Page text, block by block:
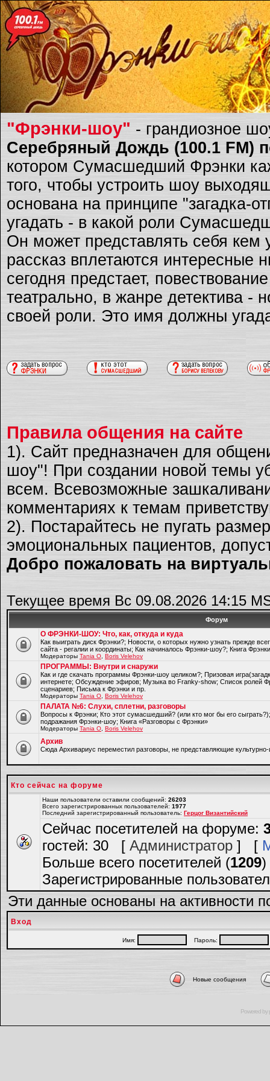
"Фрэнки-шоу" - грандиозное
Серебряный Дождь (100.1 FM)
котором Сумасшедший Фрэнки
того, чтобы устроить шоу
основана на принципе "загадка-
угадать - в какой роли
Он может представлять себя
рассказ вплетаются интересные
сегодня предстает,
театрально, в жанре детектива -
своей роли. Это имя должны
Правила общения на сайте
1). Сайт предназначен для
шоу"! При создании новой темы
всем. Всевозможные
комментариях к темам
2). Постарайтесь не пугать
эмоциональных пациентов,
Добро пожаловать на
Текущее время Вс 09.08.2026 14:15
Форум
О ФРЭНКИ-ШОУ: Что, как, откуда и куда
Как выиграть диск Фрэнки?; Новости, о которых нужно узнать прежде
сайта - регалии и координаты; Как начиналось Фрэнки-шоу?; Книга
Модераторы Tania O Boris Velehov
ПРОГРАММЫ: Внутри и снаружи
Как и где скачать программы Фрэнки-шоу целиком?; Призовая
интернете; Обсуждение эфиров; Музыка во Franky-show; Список ролей
сценариев; Письма к Фрэнки и пр.
Модераторы Tania O Boris Velehov
ПАЛАТА №6: Слухи, сплетни, разговоры
Вопросы к Фрэнки; Кто этот сумасшедший? (или кто мог бы его
подражания Фрэнки-шоу; Книга «Разговоры с Фрэнки»
Модераторы Tania O Boris Velehov
Архив
Cюда Архивариус переместил разговоры, не представляющие культурно-
Кто сейчас на форуме
Наши пользователи оставили сообщений: 26203
Всего зарегистрированных пользователей: 1977
Последний зарегистрированный пользователь: Герцог Византийский
Сейчас посетителей на форуме:
гостей: 30 [ Администратор ] [
Больше всего посетителей (1209)
Зарегистрированные
Эти данные основаны на активности
Вход
Имя: Пароль:
Новые сообщения
Powered by